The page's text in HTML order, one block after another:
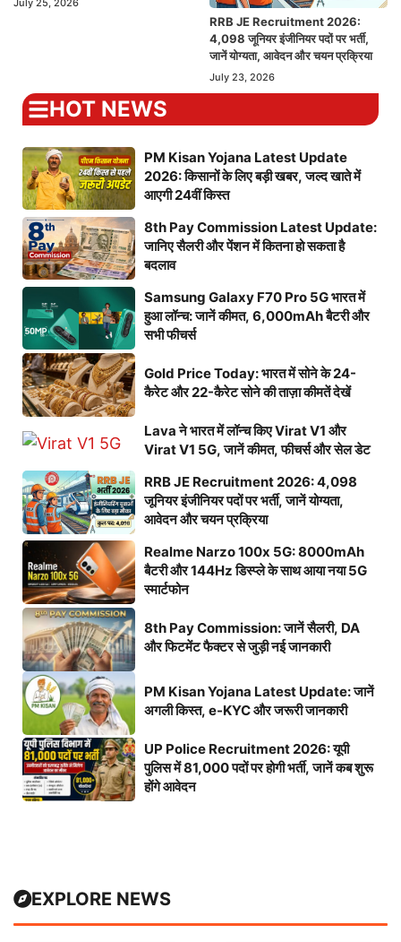
RRB JE Recruitment 2026:
4,098 जूनियर इंजीनियर पदों पर भर्ती,
जानें योग्यता, आवेदन और चयन प्रक्रिया
July 23, 2026
HOT NEWS
PM Kisan Yojana Latest Update
2026: किसानों के लिए बड़ी खबर, जल्द खाते में
आएगी 24वीं किस्त
8th Pay Commission Latest Update:
जानिए सैलरी और पेंशन में कितना हो सकता है
बदलाव
Samsung Galaxy F70 Pro 5G भारत में
हुआ लॉन्च: जानें कीमत, 6,000mAh बैटरी और
सभी फीचर्स
Gold Price Today: भारत में सोने के 24-
कैरेट और 22-कैरेट सोने की ताज़ा कीमतें देखें
Lava ने भारत में लॉन्च किए Virat V1 और
Virat V1 5G, जानें कीमत, फीचर्स और सेल डेट
RRB JE Recruitment 2026: 4,098
जूनियर इंजीनियर पदों पर भर्ती, जानें योग्यता,
आवेदन और चयन प्रक्रिया
Realme Narzo 100x 5G: 8000mAh
बैटरी और 144Hz डिस्प्ले के साथ आया नया 5G
स्मार्टफोन
8th Pay Commission: जानें सैलरी, DA
और फिटमेंट फैक्टर से जुड़ी नई जानकारी
PM Kisan Yojana Latest Update: जानें
अगली किस्त, e-KYC और जरूरी जानकारी
UP Police Recruitment 2026: यूपी
पुलिस में 81,000 पदों पर होगी भर्ती, जानें कब शुरू
होंगे आवेदन
EXPLORE NEWS